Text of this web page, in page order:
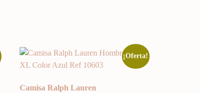
¡Oferta!
Camisa Ralph Lauren